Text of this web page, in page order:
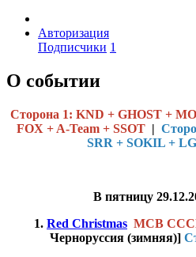
Авторизация
Подписчики 1
О событии
Cторона 1: KND + GHOST +
FOX + A-Team + SSOT |
SRR + SOKIL +
В пятницу
1. Red Christmas МСВ
Черноруссия (зимняя)]